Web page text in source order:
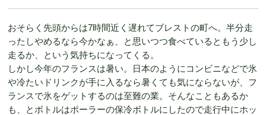
おそらく先頭からは7時間近く遅れてブレストの町へ。半分走
ったしやめるなら今かなぁ、と思いつつ食べているともう少し
走るか、という気持ちになってくる。
しかし今年のフランスは暑い。日本のようにコンビニなどで氷
や冷たいドリンクが手に入るなら暑くても気にならないが、フ
ランスで氷をゲットするのは至難の業。そんなこともあるか
も、とボトルはポーラーの保冷ボトルにしたので走行中にホッ